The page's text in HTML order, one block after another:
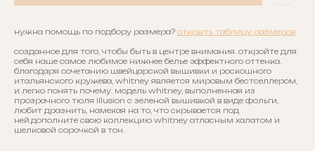
нужна помощь по подбору размера? открыть таблицу размеров
созданное для того, чтобы быть в центре внимания. откройте для
себя наше самое любимое нижнее белье эффектного оттенка.
благодаря сочетанию швейцарской вышивки и роскошного
итальянского кружева, whitney является мировым бестселлером,
и легко понять почему. модель whitney, выполненная из
прозрачного тюля illusion с зеленой вышивкой в виде фольги,
любит дразнить, намекая на то, что скрывается под
ней.дополните свою коллекцию whitney атласным халатом и
шелковой сорочкой в тон.